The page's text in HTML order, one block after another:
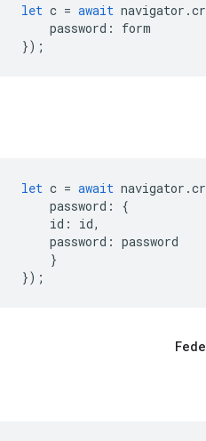
let c = await navigator .
password :
form
});
let c = await navigator .
password :
{
id : id,
password : password
}
});